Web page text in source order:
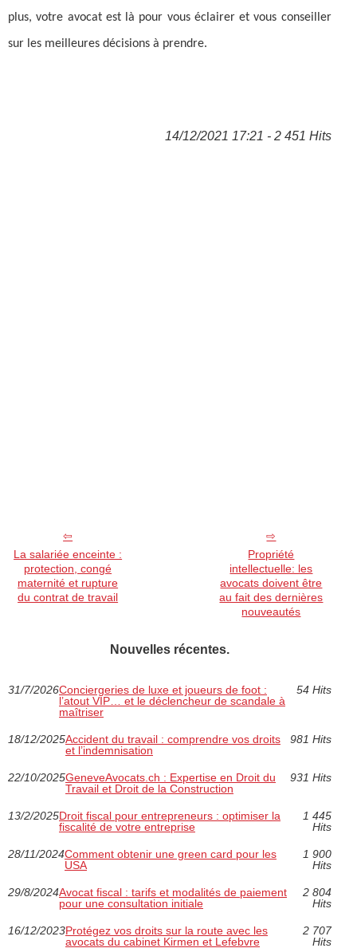
plus, votre avocat est là pour vous éclairer et vous conseiller
sur les meilleures décisions à prendre.
14/12/2021 17:21 - 2 451 Hits
La salariée enceinte :
protection, congé
maternité et rupture
du contrat de travail
Propriété
intellectuelle: les
avocats doivent être
au fait des dernières
nouveautés
Nouvelles récentes.
31/7/2026Conciergeries de luxe et joueurs de foot :
l’atout VIP… et le déclencheur de scandale à
maîtriser
54 Hits
18/12/2025Accident du travail : comprendre vos droits
et l’indemnisation
981 Hits
22/10/2025GeneveAvocats.ch : Expertise en Droit du
Travail et Droit de la Construction
931 Hits
13/2/2025Droit fiscal pour entrepreneurs : optimiser la
fiscalité de votre entreprise
1 445
Hits
28/11/2024Comment obtenir une green card pour les
USA
1 900
Hits
29/8/2024Avocat fiscal : tarifs et modalités de paiement
pour une consultation initiale
2 804
Hits
16/12/2023Protégez vos droits sur la route avec les
avocats du cabinet Kirmen et Lefebvre
2 707
Hits